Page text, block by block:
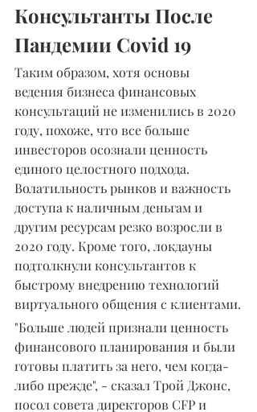
Консультанты После
Пандемии Covid 19
Таким образом, хотя основы
ведения бизнеса финансовых
консультаций не изменились в 2020
году, похоже, что все больше
инвесторов осознали ценность
единого целостного подхода.
Волатильность рынков и важность
доступа к наличным деньгам и
другим ресурсам резко возросли в
2020 году. Кроме того, локдауны
подтолкнули консультантов к
быстрому внедрению технологий
виртуального общения с клиентами.
"Больше людей признали ценность
финансового планирования и были
готовы платить за него, чем когда-
либо прежде", - сказал Трой Джонс,
посол совета директоров CFP и